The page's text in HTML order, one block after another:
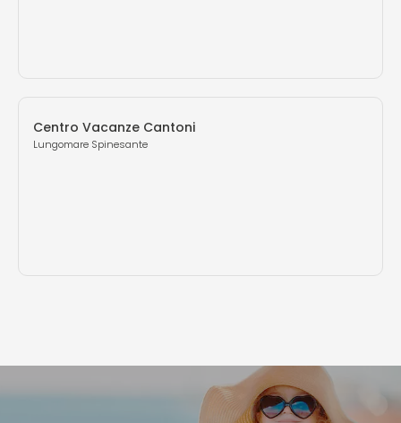
Centro Vacanze Cantoni
Lungomare Spinesante